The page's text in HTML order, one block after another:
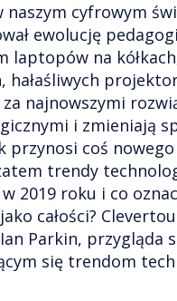
naszym cyfrowym
ewolucję
laptopów na
hałaśliwych
za najnowszymi
i zmieniają
przynosi coś
trendy
w 2019 roku i co
całości?
Parkin, przygląda
się trendom